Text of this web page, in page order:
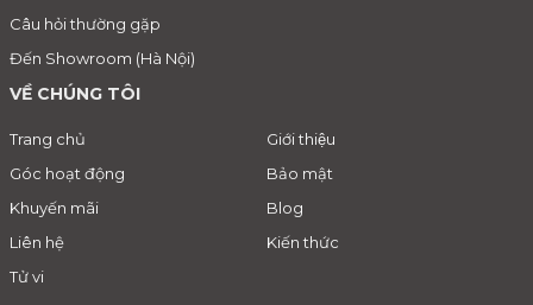
Câu hỏi thường gặp
Đến Showroom (Hà Nội)
VỀ CHÚNG TÔI
Trang chủ
Giới thiệu
Góc hoạt động
Bảo mật
Khuyến mãi
Blog
Liên hệ
Kiến thức
Tử vi